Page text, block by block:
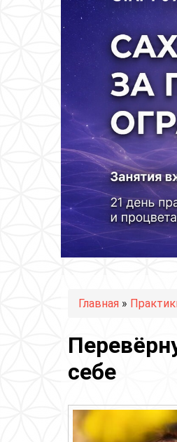
Вы здесь
Главная »
себе